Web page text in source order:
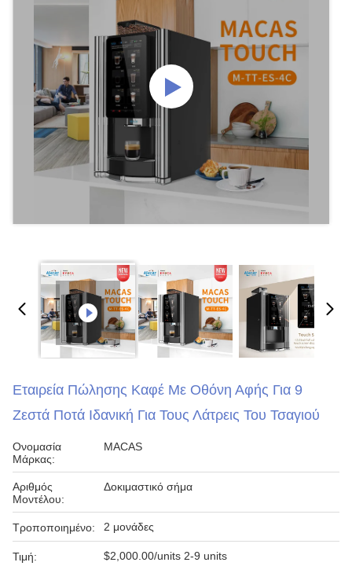
Εταιρεία Πώλησης Καφέ Με Οθόνη Αφής Για 9
Ζεστά Ποτά Ιδανική Για Τους Λάτρεις Του Τσαγιού
Ονομασία
Μάρκας:
MACAS
Αριθμός
Μοντέλου:
Δοκιμαστικό σήμα
Τροποποιημένο: 2 μονάδες
Τιμή: $2,000.00/units 2-9 units